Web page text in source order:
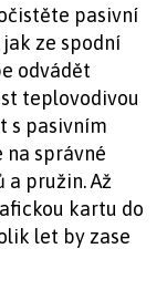
pasivní
ze spodní
odvádět
teplovodivou
s pasivním
správné
pružin. Až
kartu do
let by zase